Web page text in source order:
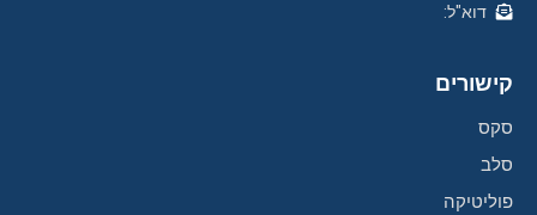
דוא"ל:
קישורים
סקס
סלב
פוליטיקה